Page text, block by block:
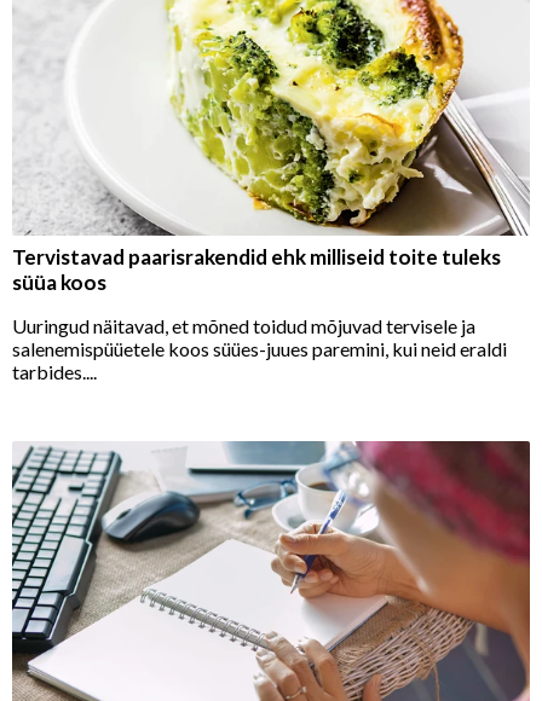
Tervistavad paarisrakendid ehk milliseid toite tuleks
süüa koos
Uuringud näitavad, et mõned toidud mõjuvad tervisele ja
salenemispüüetele koos süües-juues paremini, kui neid eraldi
tarbides....